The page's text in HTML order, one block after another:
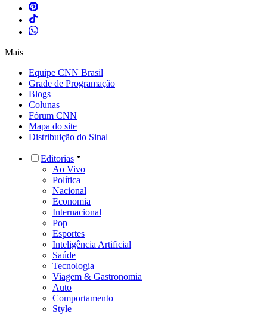
Mais
Equipe CNN Brasil
Grade de Programação
Blogs
Colunas
Fórum CNN
Mapa do site
Distribuição do Sinal
Editorias
Ao Vivo
Política
Nacional
Economia
Internacional
Pop
Esportes
Inteligência Artificial
Saúde
Tecnologia
Viagem & Gastronomia
Auto
Comportamento
Style